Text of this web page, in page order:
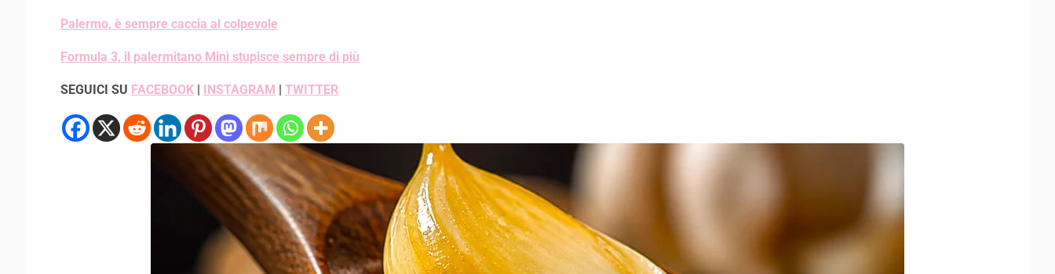
Palermo, è sempre caccia al colpevole
Formula 3, il palermitano Minì stupisce sempre di più
SEGUICI SU FACEBOOK | INSTAGRAM | TWITTER